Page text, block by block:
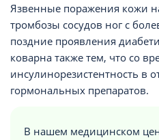
Язвенные поражения кожи
тромбозы сосудов ног с
поздние проявления
коварна также тем, что со
инсулинорезистентность в
гормональных препаратов.
В нашем медицинском